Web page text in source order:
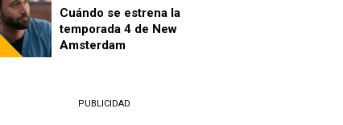
Cuándo se estrena la
temporada 4 de New
Amsterdam
PUBLICIDAD